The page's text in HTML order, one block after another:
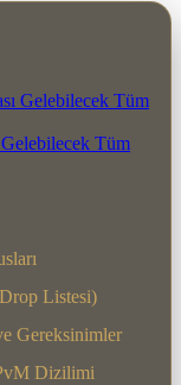
Gelebilecek Tüm
Listesi)
Gereksinimler
Dizilimi